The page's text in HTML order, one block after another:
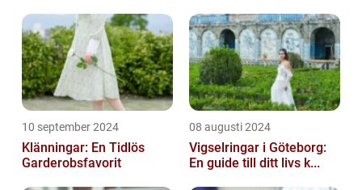
10 september 2024
Klänningar: En Tidlös
Garderobsfavorit
08 augusti 2024
Vigselringar i Göteborg:
En guide till ditt livs k...